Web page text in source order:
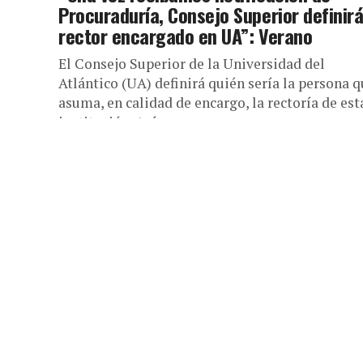
Procuraduría, Consejo Superior definirá
rector encargado en UA”: Verano
El Consejo Superior de la Universidad del
Atlántico (UA) definirá quién sería la persona
asuma, en calidad de encargo, la rectoría de
institución. Así...